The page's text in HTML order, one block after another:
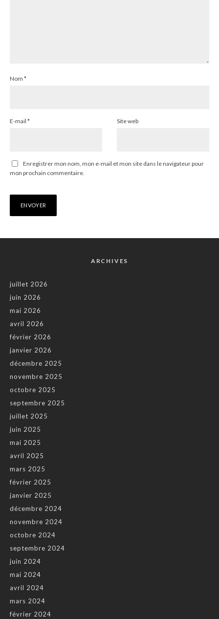
Nom *
E-mail * Site web
Enregistrer mon nom, mon e-mail et mon site dans le navigateur pour
mon prochain commentaire.
ARCHIVES
juillet 2026
juin 2026
mai 2026
avril 2026
février 2026
janvier 2026
décembre 2025
novembre 2025
octobre 2025
septembre 2025
juillet 2025
juin 2025
mai 2025
avril 2025
mars 2025
février 2025
janvier 2025
décembre 2024
novembre 2024
octobre 2024
septembre 2024
juin 2024
mai 2024
avril 2024
mars 2024
février 2024